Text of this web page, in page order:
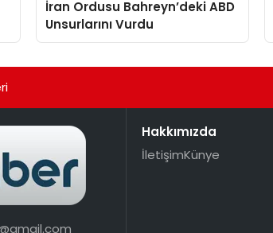
İran Ordusu Bahreyn’deki ABD
Unsurlarını Vurdu
Hakkımızda
İletişimKünye